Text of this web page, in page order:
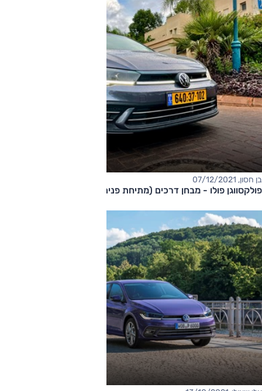
בן חסון, 07/12/2021
פולקסווגן פולו - מבחן דרכים (מתיחת פנים, 110 כ"ס)